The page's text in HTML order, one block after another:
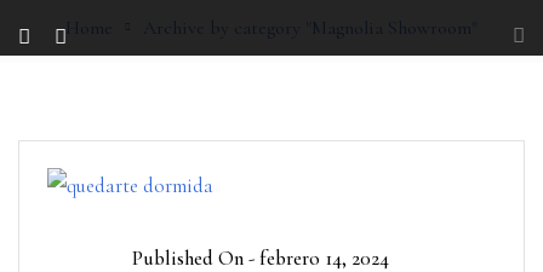
Home Archive by category "Magnolia Showroom"
Published On -febrero 14, 2024